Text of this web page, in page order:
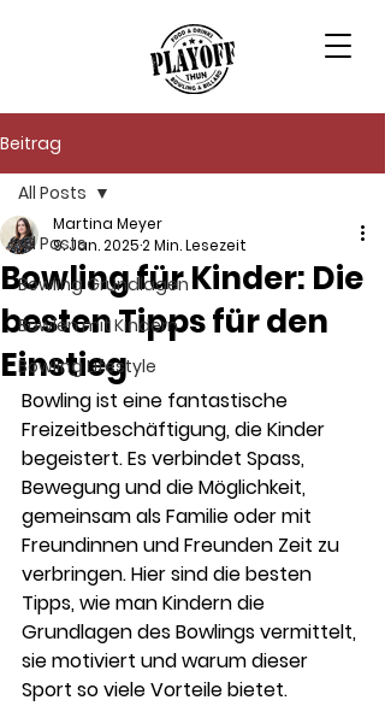
Beitrag
All Posts
Bowling Grundlagen
Bowlen mit Kindern
Bowling Lifestyle
All Posts
Bowling für Kinder: Die
besten Tipps für den
Einstieg
Martina Meyer
9. Jan. 20252 Min. Lesezeit
Bowling ist eine fantastische
Freizeitbeschäftigung, die Kinder
begeistert. Es verbindet Spass,
Bewegung und die Möglichkeit,
gemeinsam als Familie oder mit
Freundinnen und Freunden Zeit zu
verbringen. Hier sind die besten
Tipps, wie man Kindern die
Grundlagen des Bowlings vermittelt,
sie motiviert und warum dieser
Sport so viele Vorteile bietet.